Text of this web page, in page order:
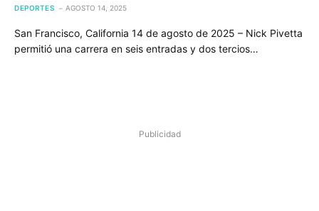
DEPORTES AGOSTO 14, 2025
San Francisco, California 14 de agosto de 2025 – Nick Pivetta
permitió una carrera en seis entradas y dos tercios…
Publicidad